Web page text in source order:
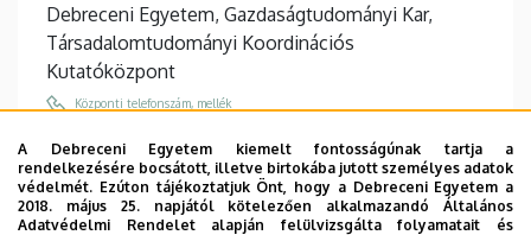
Debreceni Egyetem, Gazdaságtudományi Kar,
Társadalomtudományi Koordinációs
Kutatóközpont
Központi telefonszám, mellék
Email
szenderak.janos@econ.unideb.hu
A Debreceni Egyetem kiemelt fontosságúnak tartja a
rendelkezésére bocsátott, illetve birtokába jutott személyes adatok
védelmét. Ezúton tájékoztatjuk Önt, hogy a Debreceni Egyetem a
2018. május 25. napjától kötelezően alkalmazandó Általános
Adatvédelmi Rendelet alapján felülvizsgálta folyamatait és